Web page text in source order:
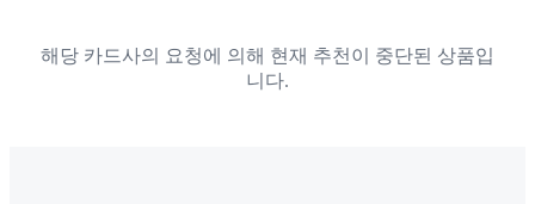
해당 카드사의 요청에 의해 현재 추천이 중단된 상품입
니다.